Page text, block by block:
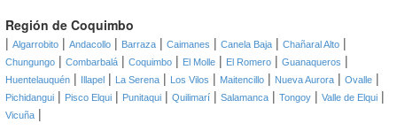
Región de Coquimbo
| Algarrobito | Andacollo | Barraza | Caimanes | Canela Baja | Chañaral Alto |
Chungungo | Combarbalá | Coquimbo | El Molle | El Romero | Guanaqueros |
Huentelauquén | Illapel | La Serena | Los Vilos | Maitencillo | Nueva Aurora | Ovalle |
Pichidangui | Pisco Elqui | Punitaqui | Quilimarí | Salamanca | Tongoy | Valle de Elqui |
Vicuña |